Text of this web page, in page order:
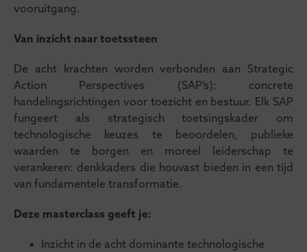
vooruitgang.
Van inzicht naar toetssteen
De acht krachten worden verbonden aan Strategic
Action Perspectives (SAP’s): concrete
handelingsrichtingen voor toezicht en bestuur. Elk SAP
fungeert als strategisch toetsingskader om
technologische keuzes te beoordelen, publieke
waarden te borgen en moreel leiderschap te
verankeren: denkkaders die houvast bieden in een tijd
van fundamentele transformatie.
Deze masterclass geeft je:
Inzicht in de acht dominante technologische